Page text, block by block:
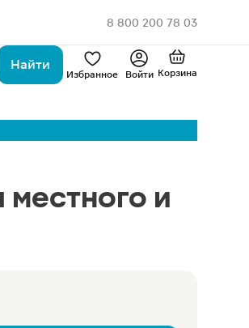
8 800 200 78 03
Найти
Избранное Войти Корзина
и